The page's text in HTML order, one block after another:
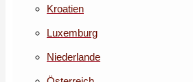
Kroatien
Luxemburg
Niederlande